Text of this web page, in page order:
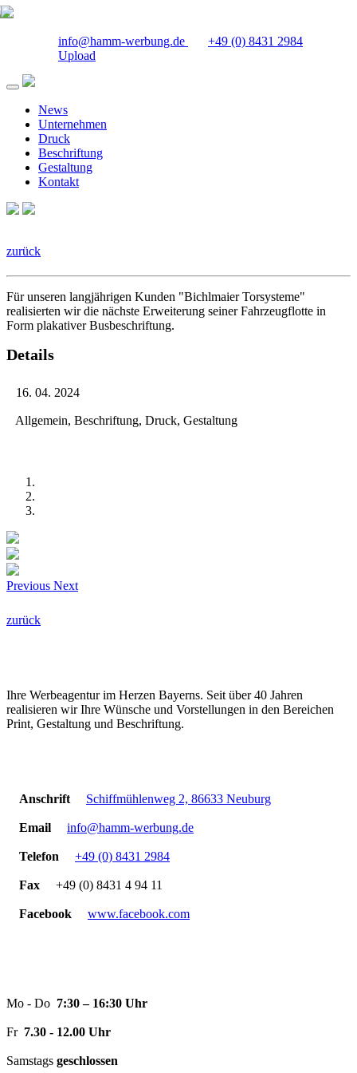
info@hamm-werbung.de
+49 (0) 8431 2984
Upload
News
Unternehmen
Druck
Beschriftung
Gestaltung
Kontakt
zurück
Für unseren langjährigen Kunden "Bichlmaier Torsysteme"
realisierten wir die nächste Erweiterung seiner Fahrzeugflotte in
Form plakativer Busbeschriftung.
Details
16. 04. 2024
Allgemein, Beschriftung, Druck, Gestaltung
Previous Next
zurück
Ihre Werbeagentur im Herzen Bayerns. Seit über 40 Jahren
realisieren wir Ihre Wünsche und Vorstellungen in den Bereichen
Print, Gestaltung und Beschriftung.
Anschrift Schiffmühlenweg 2, 86633 Neuburg
Email info@hamm-werbung.de
Telefon +49 (0) 8431 2984
Fax +49 (0) 8431 4 94 11
Facebook www.facebook.com
Mo - Do 7:30 – 16:30 Uhr
Fr 7.30 - 12.00 Uhr
Samstags geschlossen